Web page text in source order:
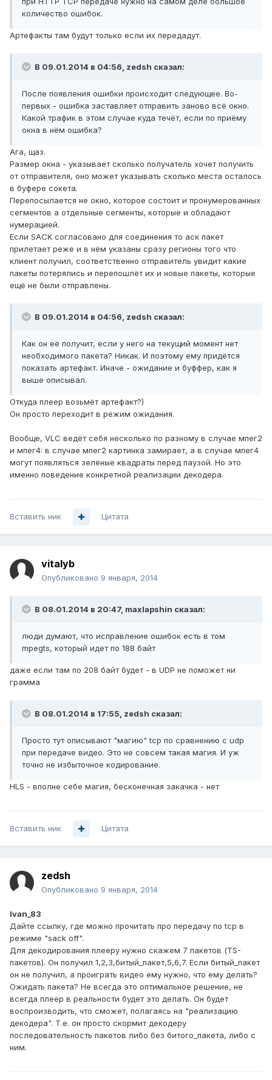
количество ошибок.
Артефакты там будут только если их передадут.
В 09.01.2014 в 04:56, zedsh сказал:
После появления ошибки происходит следующее. Во-
первых - ошибка заставляет отправить заново всё окно.
Какой трафик в этом случае куда течёт, если по приёму
окна в нём ошибка?
Ага, щаз.
Размер окна - указывает сколько получатель хочет получить
от отправителя, оно может указывать сколько места осталось
в буфере сокета.
Перепосылается не окно, которое состоит и пронумерованных
сегментов а отдельные сегменты, которые и обладают
нумерацией.
Если SACK согласовано для соединения то аск пакет
прилетает реже и в нём указаны сразу регионы того что
клиент получил, соответственно отправитель увидит какие
пакеты потерялись и перепошлёт их и новые пакеты, которые
ещё не были отправлены.
В 09.01.2014 в 04:56, zedsh сказал:
Как он её получит, если у него на текущий момент нет
необходимого пакета? Никак. И поэтому ему придётся
показать артефакт. Иначе - ожидание и буффер, как я
выше описывал.
Откуда плеер возьмёт артефакт?)
Он просто переходит в режим ожидания.
Вообще, VLC ведёт себя несколько по разному в случае мпег2
и мпег4: в случае мпег2 картинка замирает, а в случае мпег4
могут появляться зелёные квадраты перед паузой. Но это
именно поведение конкретной реализации декодера.
Вставить ник Цитата
vitalyb
Опубликовано 9 января, 2014
В 08.01.2014 в 20:47, maxlapshin сказал:
люди думают, что исправление ошибок есть в том
mpegts, который идет по 188 байт
даже если там по 208 байт будет - в UDP не поможет ни
грамма
В 08.01.2014 в 17:55, zedsh сказал:
Просто тут описывают "магию" tcp по сравнению с udp
при передаче видео. Это не совсем такая магия. И уж
точно не избыточное кодирование.
HLS - вполне себе магия, бесконечная закачка - нет
Вставить ник Цитата
zedsh
Опубликовано 9 января, 2014
Ivan_83
Дайте ссылку, где можно прочитать про передачу по tcp в
режиме "sack off".
Для декодирования плееру нужно скажем 7 пакетов (TS-
пакетов). Он получил 1,2,3,битый_пакет,5,6,7. Если битый_пакет
он не получил, а проиграть видео ему нужно, что ему делать?
Ожидать пакета? Не всегда это оптимальное решение, не
всегда плеер в реальности будет это делать. Он будет
воспроизводить, что сможет, полагаясь на "реализацию
декодера". Т.е. он просто скормит декодеру
последовательность пакетов либо без битого_пакета, либо с
ним.